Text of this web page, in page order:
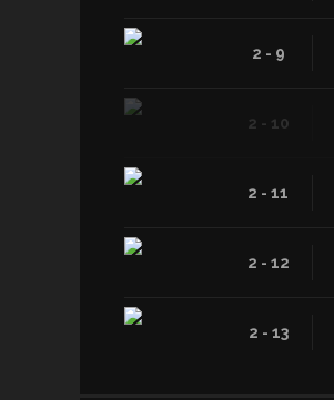
2 - 9
2 - 10
2 - 11
2 - 12
2 - 13